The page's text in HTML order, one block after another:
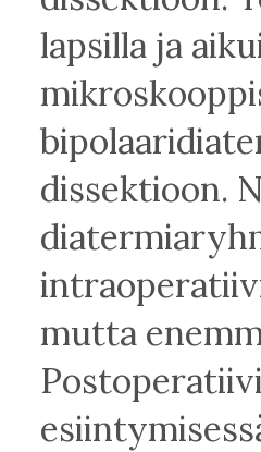
lapsilla ja
dissektioon.
mutta